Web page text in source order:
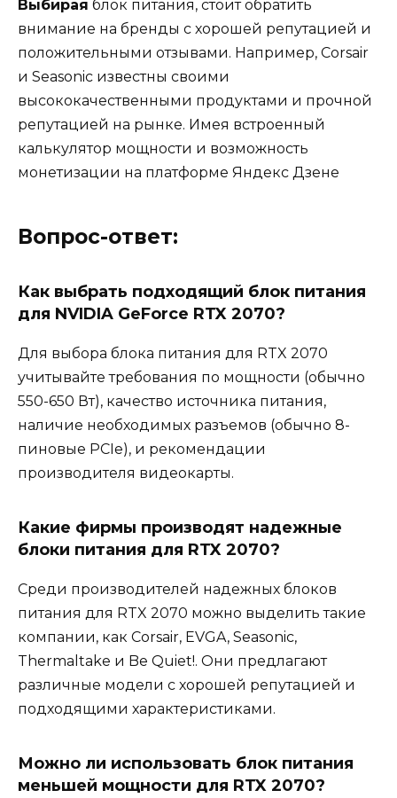
Выбирая блок питания, стоит обратить
внимание на бренды с хорошей репутацией и
положительными отзывами. Например, Corsair
и Seasonic известны своими
высококачественными продуктами и прочной
репутацией на рынке. Имея встроенный
калькулятор мощности и возможность
монетизации на платформе Яндекс Дзене
Вопрос-ответ:
Как выбрать подходящий блок питания
для NVIDIA GeForce RTX 2070?
Для выбора блока питания для RTX 2070
учитывайте требования по мощности (обычно
550-650 Вт), качество источника питания,
наличие необходимых разъемов (обычно 8-
пиновые PCIe), и рекомендации
производителя видеокарты.
Какие фирмы производят надежные
блоки питания для RTX 2070?
Среди производителей надежных блоков
питания для RTX 2070 можно выделить такие
компании, как Corsair, EVGA, Seasonic,
Thermaltake и Be Quiet!. Они предлагают
различные модели с хорошей репутацией и
подходящими характеристиками.
Можно ли использовать блок питания
меньшей мощности для RTX 2070?